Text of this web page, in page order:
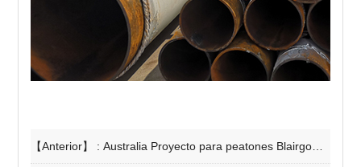
【Anterior】 :Australia Proyecto para peatones Blairgowrie